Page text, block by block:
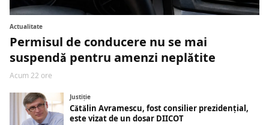
Actualitate
Permisul de conducere nu se mai
suspendă pentru amenzi neplătite
Acum 22 ore
Justiţie
Cătălin Avramescu, fost consilier prezidențial,
este vizat de un dosar DIICOT